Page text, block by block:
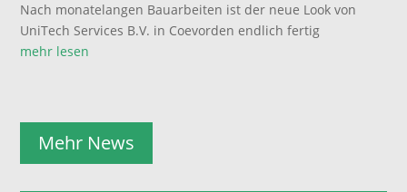
Nach monatelangen Bauarbeiten ist der neue Look von
UniTech Services B.V. in Coevorden endlich fertig
mehr lesen
Mehr News